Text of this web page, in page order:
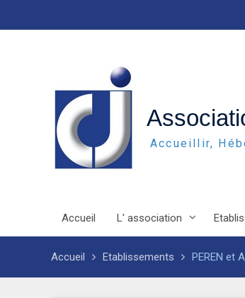
Accueillir,
Accueil L' association
Accueil Etablissements PEREN et